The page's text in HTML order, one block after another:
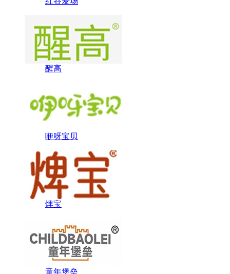
醒高
咿呀宝贝
焷宝
童年堡垒